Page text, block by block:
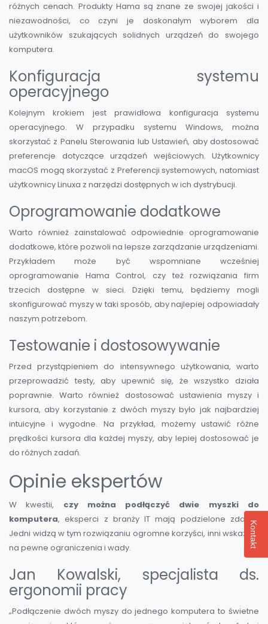
różnych cenach. Produkty Hama są znane ze swojej jakości i
niezawodności, co czyni je doskonałym wyborem dla
użytkowników szukających solidnych urządzeń do swojego
komputera.
Konfiguracja systemu
operacyjnego
Kolejnym krokiem jest prawidłowa konfiguracja systemu
operacyjnego. W przypadku systemu Windows, można
skorzystać z Panelu Sterowania lub Ustawień, aby dostosować
preferencje dotyczące urządzeń wejściowych. Użytkownicy
macOS mogą skorzystać z Preferencji systemowych, natomiast
użytkownicy Linuxa z narzędzi dostępnych w ich dystrybucji.
Oprogramowanie dodatkowe
Warto również zainstalować odpowiednie oprogramowanie
dodatkowe, które pozwoli na lepsze zarządzanie urządzeniami.
Przykładem może być wspomniane wcześniej
oprogramowanie Hama Control, czy też rozwiązania firm
trzecich dostępne w sieci. Dzięki temu, będziemy mogli
skonfigurować myszy w taki sposób, aby najlepiej odpowiadały
naszym potrzebom.
Testowanie i dostosowywanie
Przed przystąpieniem do intensywnego użytkowania, warto
przeprowadzić testy, aby upewnić się, że wszystko działa
poprawnie. Warto również dostosować ustawienia myszy i
kursora, aby korzystanie z dwóch myszy było jak najbardziej
intuicyjne i wygodne. Na przykład, możemy ustawić różne
prędkości kursora dla każdej myszy, aby lepiej dostosować je
do różnych zadań.
Opinie ekspertów
W kwestii, czy można podłączyć dwie myszki do
komputera, eksperci z branży IT mają podzielone zdania.
Jedni widzą w tym rozwiązaniu ogromne korzyści, inni wskazują
na pewne ograniczenia i wady.
Jan Kowalski, specjalista ds.
ergonomii pracy
„Podłączenie dwóch myszy do jednego komputera to świetne
Kontakt